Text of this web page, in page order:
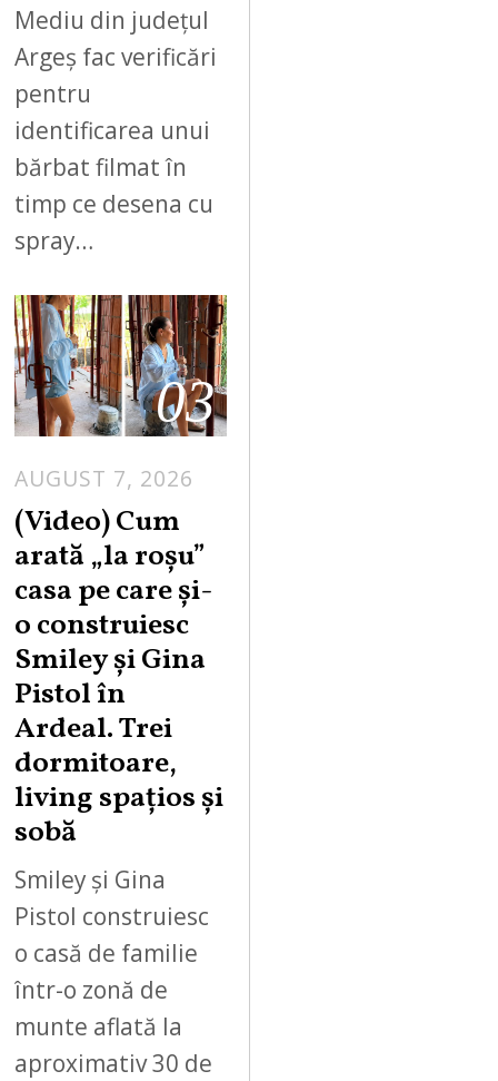
Mediu din județul
Argeș fac verificări
pentru
identificarea unui
bărbat filmat în
timp ce desena cu
spray…
03
AUGUST 7, 2026
(Video) Cum
arată „la roşu”
casa pe care şi-
o construiesc
Smiley şi Gina
Pistol în
Ardeal. Trei
dormitoare,
living spațios și
sobă
Smiley și Gina
Pistol construiesc
o casă de familie
într-o zonă de
munte aflată la
aproximativ 30 de